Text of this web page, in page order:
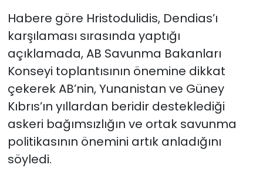
Habere göre Hristodulidis, Dendias’ı
karşılaması sırasında yaptığı
açıklamada, AB Savunma Bakanları
Konseyi toplantısının önemine dikkat
çekerek AB’nin, Yunanistan ve Güney
Kıbrıs’ın yıllardan beridir desteklediği
askeri bağımsızlığın ve ortak savunma
politikasının önemini artık anladığını
söyledi.
Yazarlar